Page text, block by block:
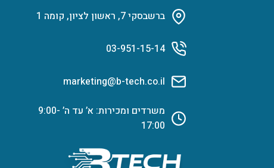
ברשבסקי 7, ראשון לציון, קומה 1
03-951-15-14
marketing@b-tech.co.il
משרדים ומכירות: א’ עד ה’ 9:00-
17:00